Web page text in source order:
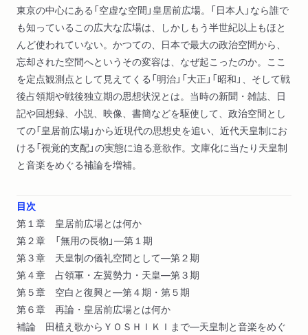
東京の中心にある「空虚な空間」皇居前広場。「日本人」なら誰で
も知っているこの広大な広場は、しかしもう半世紀以上もほと
んど使われていない。かつての、日本で最大の政治空間から、
忘却された空間へというその変容は、なぜ起こったのか。ここ
を定点観測点として見えてくる「明治」「大正」「昭和」、そして戦
後占領期や戦後独立期の思想状況とは。当時の新聞・雑誌、日
記や回想録、小説、映像、書簡などを駆使して、政治空間とし
ての「皇居前広場」から近現代の思想史を追い、近代天皇制にお
ける「視覚的支配」の実態に迫る意欲作。文庫化に当たり天皇制
と音楽をめぐる補論を増補。
目次
第１章 皇居前広場とは何か
第２章 「無用の長物」―第１期
第３章 天皇制の儀礼空間として―第２期
第４章 占領軍・左翼勢力・天皇―第３期
第５章 空白と復興と―第４期・第５期
第６章 再論・皇居前広場とは何か
補論 田植え歌からＹＯＳＨＩＫＩまで―天皇制と音楽をめぐ